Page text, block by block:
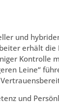
und
erhält die
Kontrolle
Leine“
und